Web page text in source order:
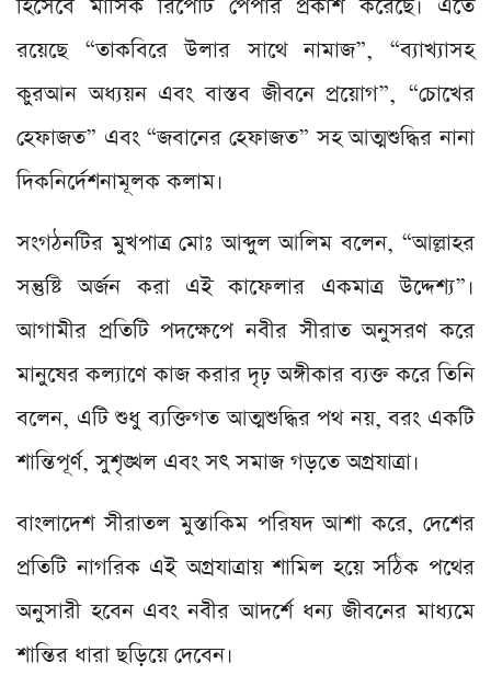
হিসেবে মাসিক রিপোর্ট পেপার প্রকাশ করেছে। এতে
রয়েছে “তাকবিরে উলার সাথে নামাজ”, “ব্যাখ্যাসহ
কুরআন অধ্যয়ন এবং বাস্তব জীবনে প্রয়োগ”, “চোখের
হেফাজত” এবং “জবানের হেফাজত” সহ আত্মশুদ্ধির নানা
দিকনির্দেশনামূলক কলাম।
সংগঠনটির মুখপাত্র মোঃ আব্দুল আলিম বলেন, “আল্লাহর
সন্তুষ্টি অর্জন করা এই কাফেলার একমাত্র উদ্দেশ্য”।
আগামীর প্রতিটি পদক্ষেপে নবীর সীরাত অনুসরণ করে
মানুষের কল্যাণে কাজ করার দৃঢ় অঙ্গীকার ব্যক্ত করে তিনি
বলেন, এটি শুধু ব্যক্তিগত আত্মশুদ্ধির পথ নয়, বরং একটি
শান্তিপূর্ণ, সুশৃঙ্খল এবং সৎ সমাজ গড়তে অগ্রযাত্রা।
বাংলাদেশ সীরাতল মুস্তাকিম পরিষদ আশা করে, দেশের
প্রতিটি নাগরিক এই অগ্রযাত্রায় শামিল হয়ে সঠিক পথের
অনুসারী হবেন এবং নবীর আদর্শে ধন্য জীবনের মাধ্যমে
শান্তির ধারা ছড়িয়ে দেবেন।